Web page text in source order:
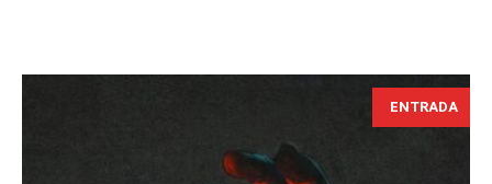
ENTRADA